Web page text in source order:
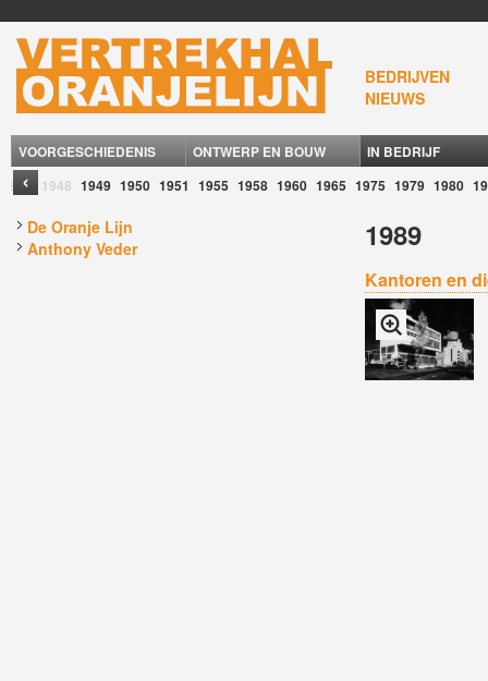
BEDRIJVEN
NIEUWS
VOORGESCHIEDENIS ONTWERP EN BOUW
IN BEDRIJF
1946
1948 1949 1950 1951 1955 1958 1960 1965 1975 1979 1980
‹
De Oranje Lijn
Anthony Veder
1989
Kantoren en